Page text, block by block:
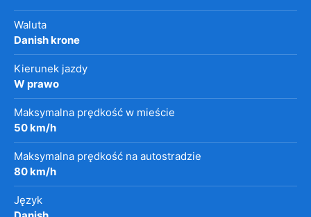
Waluta
Danish krone
Kierunek jazdy
W prawo
Maksymalna prędkość w mieście
50 km/h
Maksymalna prędkość na autostradzie
80 km/h
Język